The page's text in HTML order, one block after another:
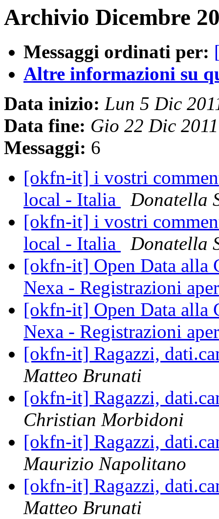
Archivio Dicembre
Messaggi ordinati per:
Altre informazioni su
Data inizio: Lun 5 Dic
Data fine: Gio 22 Dic
Messaggi: 6
[okfn-it] i vostri
local - Italia
Donatella
[okfn-it] i vostri
local - Italia
Donatella
[okfn-it] Open Data alla
Nexa - Registrazioni
[okfn-it] Open Data alla
Nexa - Registrazioni
[okfn-it] Ragazzi,
Matteo Brunati
[okfn-it] Ragazzi,
Christian Morbidoni
[okfn-it] Ragazzi,
Maurizio Napolitano
[okfn-it] Ragazzi,
Matteo Brunati